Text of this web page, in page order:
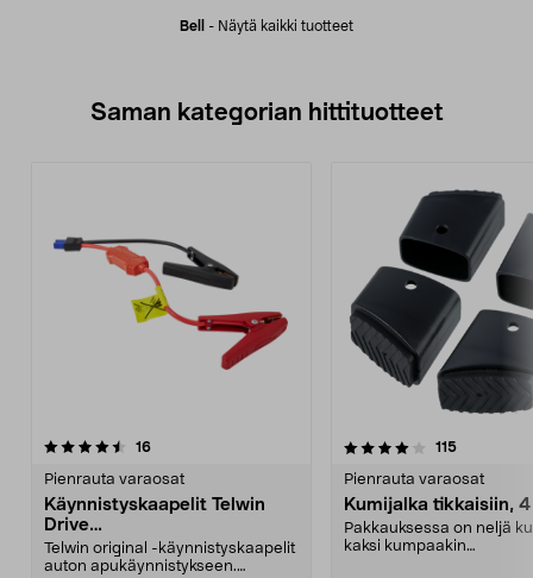
Bell - Näytä kaikki tuotteet
Saman kategorian hittituotteet
16arvostelut
Pienrauta varaosat
Käynnistyskaapelit Telwin
Drive
Mini/9000/13000/1250/150
0/1750, EC5
Telwin original -käynnistyskaapelit
auton apukäynnistykseen.
4.0 viidestä
115arvostelut
Pienrauta varaosat
Kumijalka tikkaisiin,
Pakkauksessa on neljä
kaksi kumpaakin
4.5 viidestä